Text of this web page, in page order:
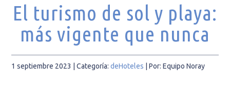
El turismo de sol y playa:
más vigente que nunca
1 septiembre 2023 | Categoría:deHoteles |Por: Equipo Noray